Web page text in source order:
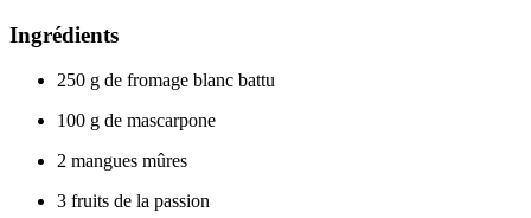
Ingrédients
250 g de fromage blanc battu
100 g de mascarpone
2 mangues mûres
3 fruits de la passion